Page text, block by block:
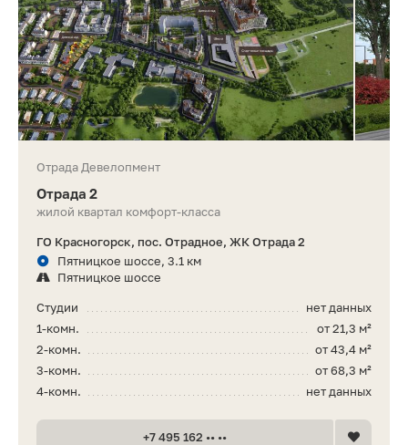
Отрада Девелопмент
Отрада 2
жилой квартал комфорт-класса
ГО Красногорск, пос. Отрадное, ЖК Отрада 2
Пятницкое шоссе, 3.1 км
Пятницкое шоссе
нет данных
Студии
от 21,3 м²
1-комн.
от 43,4 м²
2-комн.
от 68,3 м²
3-комн.
нет данных
4-комн.
+7 495 162 •• ••